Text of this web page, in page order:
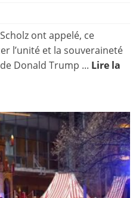
ont appelé, ce
l’unité et la souveraineté
Donald Trump ... Lire la